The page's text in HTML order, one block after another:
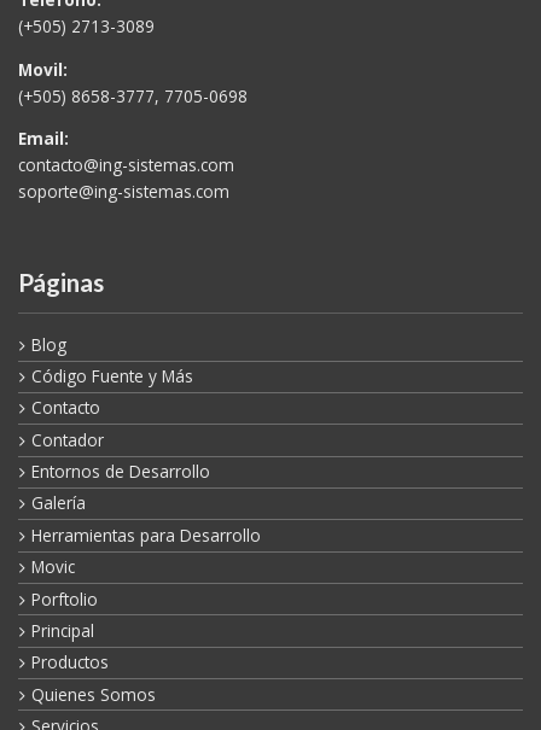
Movil:
Email:
soporte@ing-sistemas.com
Blog
Código Fuente y Más
Contacto
Contador
Entornos de Desarrollo
Galería
Herramientas para Desarrollo
Movic
Porftolio
Principal
Productos
Quienes Somos
Servicios
Tecnologías